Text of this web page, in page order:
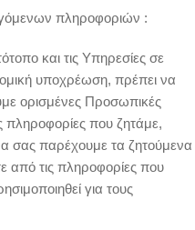
πληροφοριών :
και τις Υπηρεσίες σε
υποχρέωση, πρέπει να
ορισμένες Προσωπικές
πληροφορίες που ζητάμε,
σας παρέχουμε τα ζητούμενα
από τις πληροφορίες που
για τους